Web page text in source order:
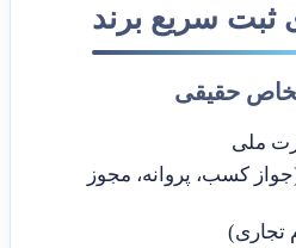
ثبت سریع برند
حقیقی
ملی
کسب، پروانه، مجوز
تجاری)